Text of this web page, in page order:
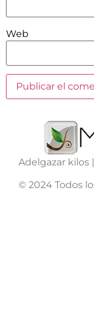
Web
Adelgazar kilos
© 2024 Todos